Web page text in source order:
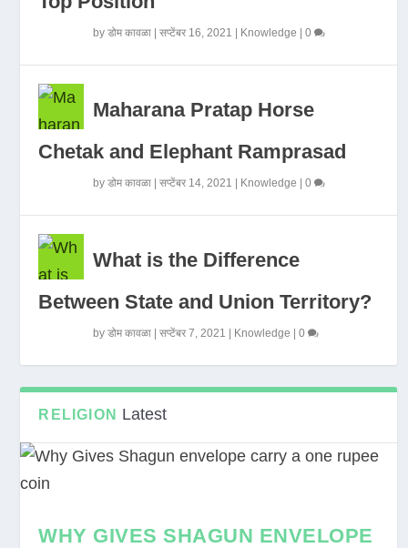
byडोम कावळा |सप्टेंबर 16, 2021 Knowledge |0
Maharana Pratap Horse
Chetak and Elephant Ramprasad
byडोम कावळा |सप्टेंबर 14, 2021 Knowledge |0
What is the Difference
Between State and Union Territory?
byडोम कावळा |सप्टेंबर 7, 2021 Knowledge |0
RELIGION Latest
WHY GIVES SHAGUN ENVELOPE